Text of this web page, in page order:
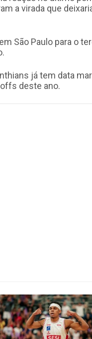
a virada que
São Paulo para o
já tem data
deste ano.